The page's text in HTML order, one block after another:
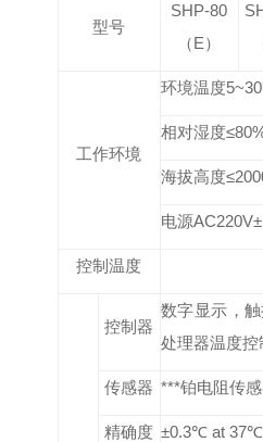
型号
SHP-80
（E）
工作环境
环境温度5~30
相对湿度≤80
海拔高度≤
电源AC220V
控制温度
控制器
数字显示，
处理器温度控
传感器 ***铂电阻传
精确度 ±0.3℃ at 37℃